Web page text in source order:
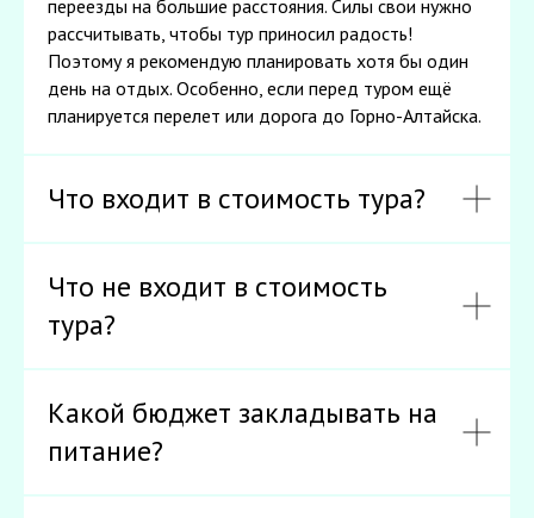
переезды на большие расстояния. Силы свои нужно
рассчитывать, чтобы тур приносил радость!
Поэтому я рекомендую планировать хотя бы один
день на отдых. Особенно, если перед туром ещё
планируется перелет или дорога до Горно-Алтайска.
Что входит в стоимость тура?
Что не входит в стоимость
тура?
Какой бюджет закладывать на
питание?